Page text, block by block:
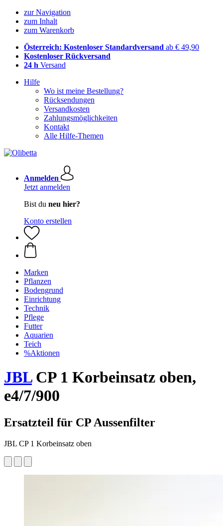
zur Navigation
zum Inhalt
zum Warenkorb
Österreich: Kostenloser Standardversand ab € 49,90
Kostenloser Rückversand
24 h Versand
Hilfe
Wo ist meine Bestellung?
Rücksendungen
Versandkosten
Zahlungsmöglichkeiten
Kontakt
Alle Hilfe-Themen
Anmelden
Jetzt anmelden
Bist du neu hier?
Konto erstellen
Marken
Pflanzen
Bodengrund
Einrichtung
Technik
Pflege
Futter
Aquarien
Teich
%Aktionen
JBLCP 1 Korbeinsatz oben,
e4/7/900
Ersatzteil für CP Aussenfilter
JBL CP 1 Korbeinsatz oben